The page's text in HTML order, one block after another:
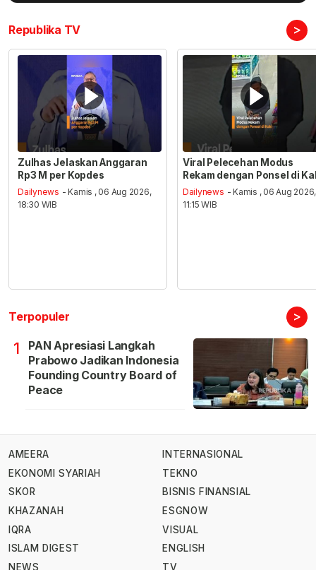
Republika TV >
Zulhas Jelaskan Anggaran
Rp3 M per Kopdes
Dailynews - Kamis , 06 Aug 2026,
18:30 WIB
Viral Pelecehan Modus
Rekam dengan Ponsel di
Dailynews - Kamis , 06 Aug 2026,
11:15 WIB
Terpopuler >
1
PAN Apresiasi Langkah
Prabowo Jadikan Indonesia
Founding Country Board of
Peace
AMEERA
EKONOMI SYARIAH
SKOR
KHAZANAH
IQRA
ISLAM DIGEST
NEWS
INTERNASIONAL
TEKNO
BISNIS FINANSIAL
ESGNOW
VISUAL
ENGLISH
TV